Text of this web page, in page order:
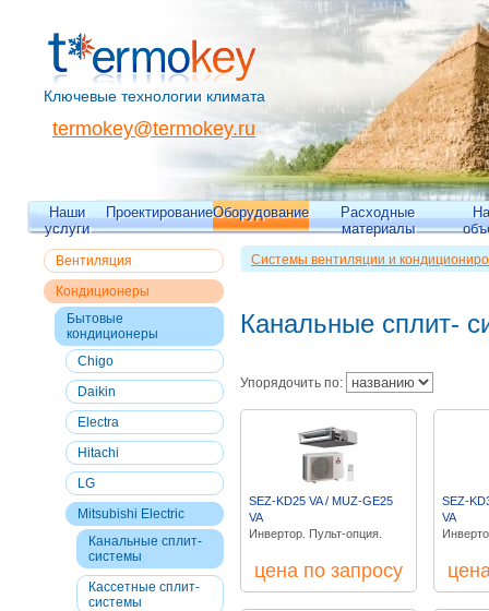
Ключевые технологии климата
termokey@termokey.ru
Наши
услуги
ПроектированиеОборудование
Расходные
материалы
Вентиляция
Кондиционеры
Бытовые
кондиционеры
Chigo
Daikin
Electra
Hitachi
LG
Mitsubishi Electric
Канальные сплит-
системы
Кассетные сплит-
системы
Системы вентиляции и
Канальные сплит-
Упорядочить по:
SEZ-KD25 VA / MUZ-GE25
VA
Инвертор. Пульт-опция.
цена по запросу
SEZ-
VA